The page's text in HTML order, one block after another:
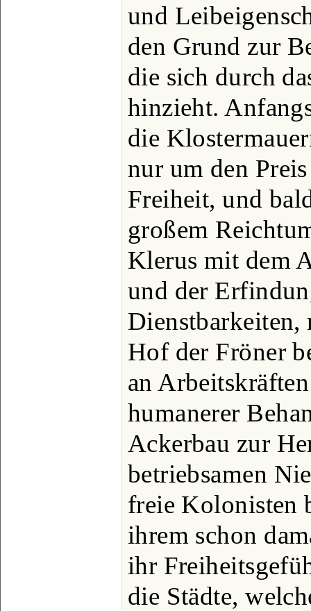
und
den Grund zur
die sich durch
hinzieht.
die
nur um den
Freiheit, und
großem
Klerus mit dem
und der
Hof der Fröner
an
humanerer
Ackerbau zur
betriebsamen
freie Kolonisten
ihrem schon
ihr
die Städte,